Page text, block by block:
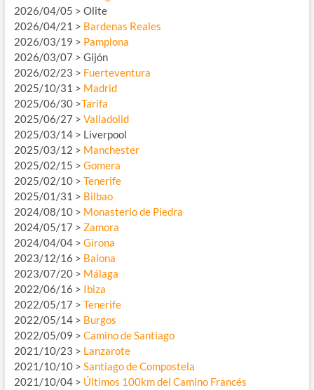
2026/04/05 > Olite
2026/04/21 > Bardenas Reales
2026/03/19 > Pamplona
2026/03/07 > Gijón
2026/02/23 > Fuerteventura
2025/10/31 > Madrid
2025/06/30 >Tarifa
2025/06/27 > Valladolid
2025/03/14 > Liverpool
2025/03/12 > Manchester
2025/02/15 > Gomera
2025/02/10 > Tenerife
2025/01/31 > Bilbao
2024/08/10 > Monasterio de Piedra
2024/05/17 > Zamora
2024/04/04 > Girona
2023/12/16 > Baiona
2023/07/20 > Málaga
2022/06/16 > Ibiza
2022/05/17 > Tenerife
2022/05/14 > Burgos
2022/05/09 > Camino de Santiago
2021/10/23 > Lanzarote
2021/10/10 > Santiago de Compostela
2021/10/04 > Últimos 100km del Camino Francés